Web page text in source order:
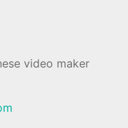
video maker